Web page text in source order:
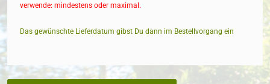
verwende: mindestens oder maximal.
Das gewünschte Lieferdatum gibst Du dann im Bestellvorgang ein